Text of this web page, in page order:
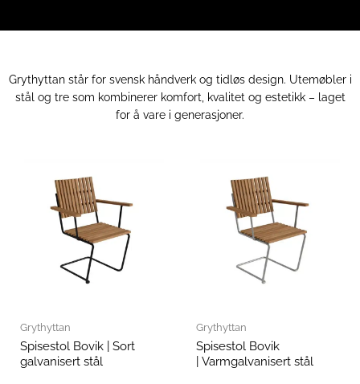
Grythyttan står for svensk håndverk og tidløs design. Utemøbler i
stål og tre som kombinerer komfort, kvalitet og estetikk – laget
for å vare i generasjoner.
Grythyttan
Spisestol Bovik | Sort
galvanisert stål
Grythyttan
Spisestol Bovik
| Varmgalvanisert stål